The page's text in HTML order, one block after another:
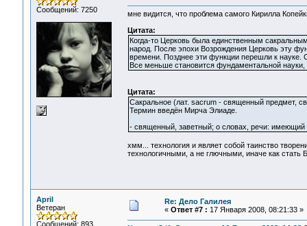
Сообщений: 7250
мне видится, что проблема самого Кирилла
Цитата:
Когда-то Церковь была единственным
народ. После эпохи Возрождения Церковь эту
времени. Позднее эти функции перешли к науке.
Все меньше становится фундаментальной науки,
Цитата:
Сакральное (лат. sacrum - священный предмет,
Термин введён Мирча Элиаде.
- священный, заветный; о словах, речи: имеющий
хмм... технология и являет собой таинство
технологичными, а не глючными, иначе как стать
April
Ветеран
Сообщений: 893
Re: Дело Галилея
« Ответ #7 : 17 Января 2008, 08:21:33 »